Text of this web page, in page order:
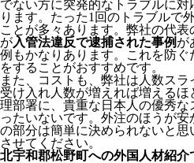
でない方に突発的なトラブルに
ります。たった1回のトラブルで
ことが多々あります。弊社の代
が入管法違反で逮捕された事例 が
例もかなりあります。これを防
をすることがおすすめです。
また、コストも、弊社は人数スラ
受け入れ人数が増えれば増える
理部署に、貴重な日本人の優秀
ったいないです。外注のほうが
の部分は簡単に決められないと
させてください。
北宇和郡松野町への外国人材紹介